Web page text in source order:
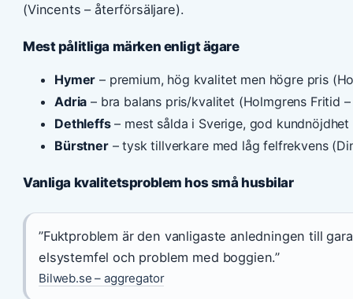
(Vincents – återförsäljare).
Mest pålitliga märken enligt ägare
Hymer – premium, hög kvalitet men högre pris
Adria – bra balans pris/kvalitet (Holmgrens Fritid
Dethleffs– mest sålda i Sverige, god
Bürstner– tysk tillverkare med låg felfrekvens
Vanliga kvalitetsproblem hos små husbilar
”Fuktproblem är den vanligaste anledningen till
elsystemfel och problem med boggien.”
Bilweb.se – aggregator